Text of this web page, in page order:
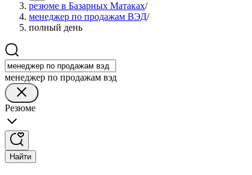
резюме в Базарных Матаках/
менеджер по продажам ВЭД/
полный день
менеджер по продажам вэд
Резюме
Найти